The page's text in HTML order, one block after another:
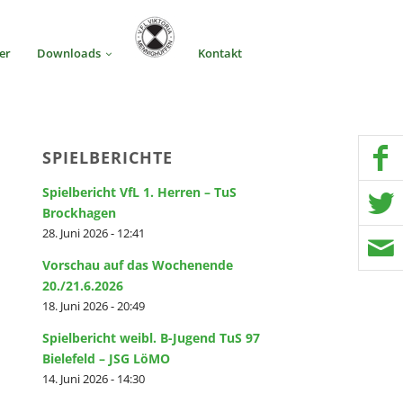
Downloads Kontakt
SPIELBERICHTE
Spielbericht VfL 1. Herren – TuS
Brockhagen
28. Juni 2026 - 12:41
Vorschau auf das Wochenende
20./21.6.2026
18. Juni 2026 - 20:49
Spielbericht weibl. B-Jugend TuS 97
Bielefeld – JSG LöMO
14. Juni 2026 - 14:30